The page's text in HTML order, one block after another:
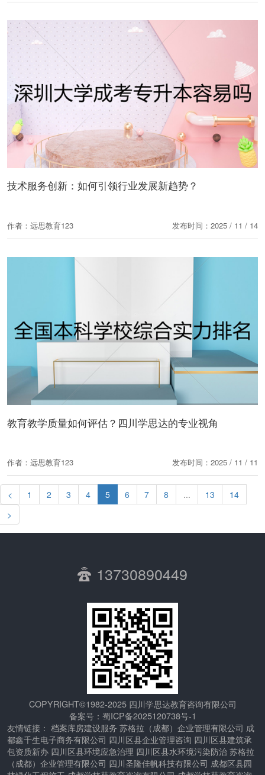
技术服务创新：如何引领行业发展新趋势？
作者：远思教育123 发布时间：2025 / 11 / 14
教育教学质量如何评估？四川学思达的专业视角
作者：远思教育123 发布时间：2025 / 11 / 11
< 1 2 3 4 5 6 7 8 ... 13
14
>
13730890449
COPYRIGHT©1982-2025 四川学思达教育咨询有限公司
备案号： 蜀ICP备2025120738号-1
友情链接： 档案库房建设服务 苏格拉（成都）企业管理有限公司 成
都鑫千生电子商务有限公司 四川区县企业管理咨询 四川区县建筑承
包资质新办 四川区县环境应急治理 四川区县水环境污染防治 苏格拉
（成都）企业管理有限公司 四川圣隆佳帆科技有限公司 成都区县园